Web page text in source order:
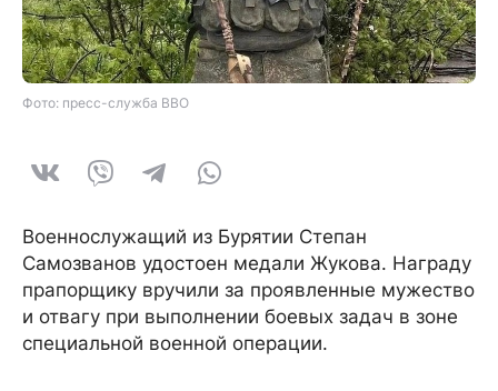
Фото: пресс-служба ВВО
Военнослужащий из Бурятии Степан
Самозванов удостоен медали Жукова. Награду
прапорщику вручили за проявленные мужество
и отвагу при выполнении боевых задач в зоне
специальной военной операции.